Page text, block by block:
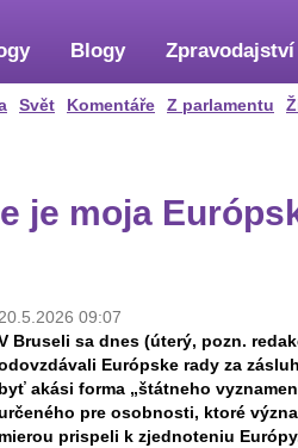
Svět Komentáře Z parlamentu
Blogy Zpravodajství
je moja
20.5.2026 09:07
Bruseli sa dnes (úterý, pozn.
Európske rady za
byť akási forma „štátneho
pre osobnosti, ktoré
mierou prispeli k zjednoteniu